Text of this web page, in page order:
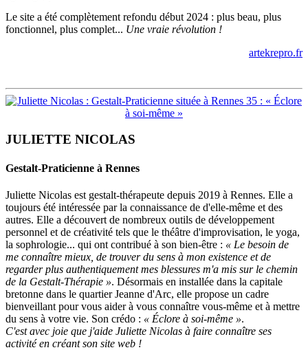
Le site a été complètement refondu début 2024 : plus beau, plus
fonctionnel, plus complet... Une vraie révolution !
artekrepro.fr
JULIETTE NICOLAS
Gestalt-Praticienne à Rennes
Juliette Nicolas est gestalt-thérapeute depuis 2019 à Rennes. Elle a
toujours été intéressée par la connaissance de d'elle-même et des
autres. Elle a découvert de nombreux outils de développement
personnel et de créativité tels que le théâtre d'improvisation, le yoga,
la sophrologie... qui ont contribué à son bien-être : « Le besoin de
me connaître mieux, de trouver du sens à mon existence et de
regarder plus authentiquement mes blessures m'a mis sur le chemin
de la Gestalt-Thérapie ». Désormais en installée dans la capitale
bretonne dans le quartier Jeanne d'Arc, elle propose un cadre
bienveillant pour vous aider à vous connaître vous-même et à mettre
du sens à votre vie. Son crédo : « Éclore à soi-même ».
C'est avec joie que j'aide Juliette Nicolas à faire connaître ses
activité en créant son site web !